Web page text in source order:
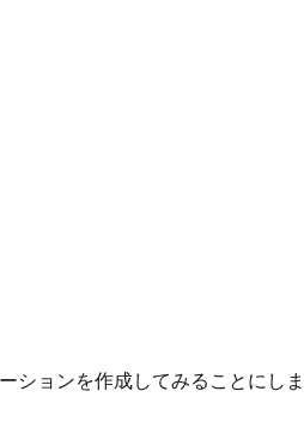
ションを作成してみることにしま